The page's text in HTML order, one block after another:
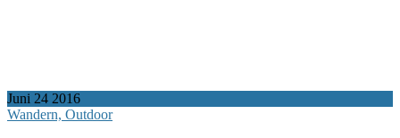
Juni 24 2016
Wandern, Outdoor